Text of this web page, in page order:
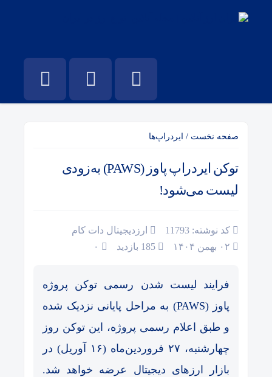
صفحه نخست / ایردراپ‌ها
توکن ایردراپ پاوز (PAWS) به‌زودی
لیست می‌شود!
کد نوشته: 11793
ارزدیجیتال دات کام
۰
فرایند لیست شدن رسمی توکن پروژه
پاوز (PAWS) به مراحل پایانی نزدیک شده
و طبق اعلام رسمی پروژه، این توکن روز
چهارشنبه، ۲۷ فروردین‌ماه (۱۶ آوریل) در
بازار ارزهای دیجیتال عرضه خواهد شد.